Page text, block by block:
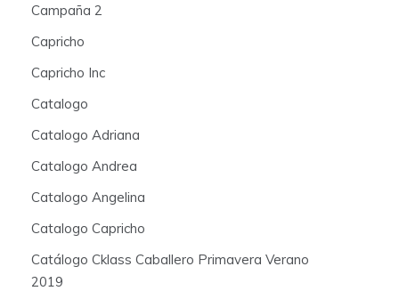
Campaña 2
Capricho
Capricho Inc
Catalogo
Catalogo Adriana
Catalogo Andrea
Catalogo Angelina
Catalogo Capricho
Catálogo Cklass Caballero Primavera Verano
2019